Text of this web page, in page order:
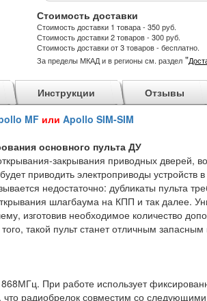
Стоимость доставки
Стоимость доставки 1 товара - 350 руб.
Стоимость доставки 2 товаров - 300 руб.
Стоимость доставки от 3 товаров - бесплатно.
За пределы МКАД и в регионы см. раздел "
Инструкции
Отзывы
MF илиApollo SIM-SIM
основного пульта ДУ
закрывания приводных дверей,
приводить электроприводы устройств
недостаточно: дубликаты пульта
шлагбаума на КПП и так далее.
изготовив необходимое количество
такой пульт станет отличным
При работе использует
радиобрелок совместим со